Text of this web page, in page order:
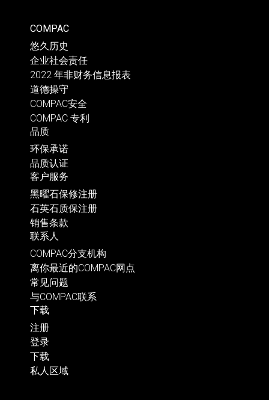
COMPAC
悠久历史
企业社会责任
2022 年非财务信息报表
道德操守
COMPAC安全
COMPAC 专利
品质
环保承诺
品质认证
客户服务
黑曜石保修注册
石英石质保注册
销售条款
联系人
COMPAC分支机构
离你最近的COMPAC网点
常见问题
与COMPAC联系
下载
注册
登录
下载
私人区域